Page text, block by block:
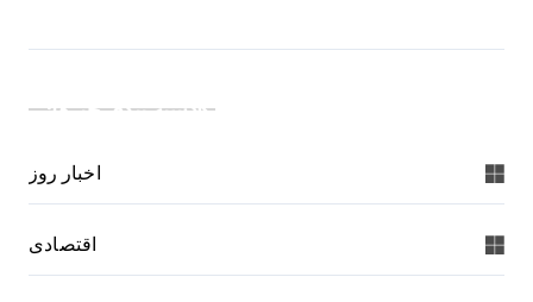
دسته بندی خبرها:
اخبار روز
اقتصادی